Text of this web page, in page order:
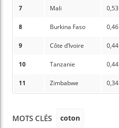
7 Mali 0,53
8 Burkina Faso 0,46
9 Côte d’Ivoire 0,44
10 Tanzanie 0,44
11 Zimbabwe 0,34
MOTS CLÉS coton